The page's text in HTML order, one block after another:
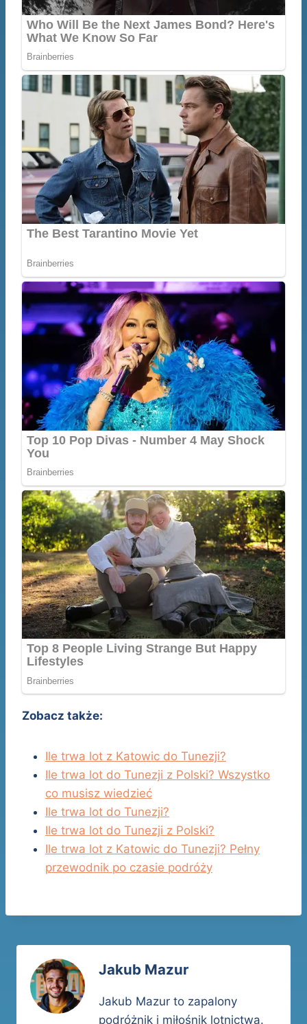
Zobacz także:
Ile trwa lot z Katowic do Tunezji?
Ile trwa lot do Tunezji z Polski? Wszystko
co musisz wiedzieć
Ile trwa lot do Tunezji?
Ile trwa lot do Tunezji z Polski?
Ile trwa lot z Katowic do Tunezji? Pełny
przewodnik po czasie podróży
Jakub Mazur
Jakub Mazur to zapalony
podróżnik i miłośnik lotnictwa.